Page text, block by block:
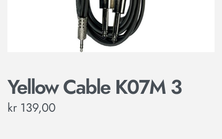
Yellow Cable K07M 3
kr 139,00